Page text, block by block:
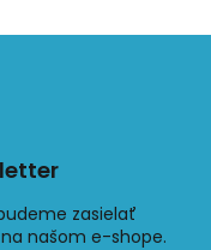
zasielať
našom e-shope.